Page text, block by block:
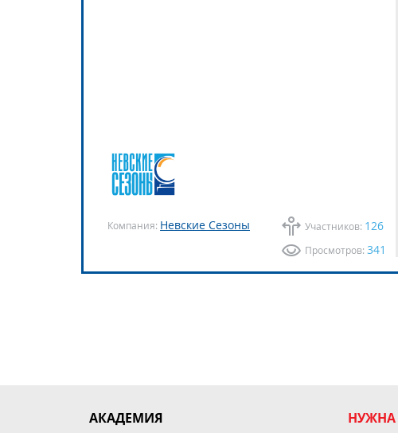
Компания: Невские Сезоны Участников: 126
Просмотров: 341
АКАДЕМИЯ